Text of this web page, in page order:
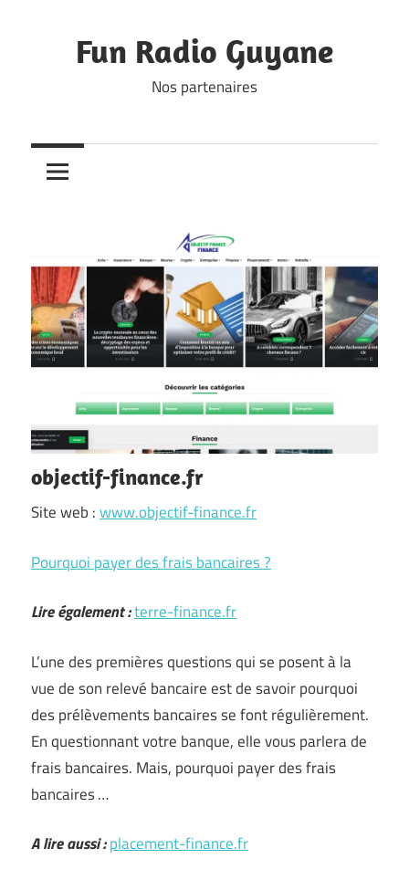
contentFun Radio Guyane
Nos partenaires
objectif-finance.fr
Site web :www.objectif-finance.fr
Pourquoi payer des frais bancaires ?
Lire également :terre-finance.fr
L’une des premières questions qui se posent à la
vue de son relevé bancaire est de savoir pourquoi
des prélèvements bancaires se font régulièrement.
En questionnant votre banque, elle vous parlera de
frais bancaires. Mais, pourquoi payer des frais
bancaires …
A lire aussi :placement-finance.fr